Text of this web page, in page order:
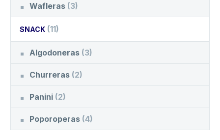
Wafleras (3)
SNACK (11)
Algodoneras (3)
Churreras (2)
Panini (2)
Poporoperas (4)